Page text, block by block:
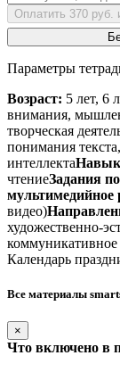
Оплатить 370 руб.
Параметры
Возраст: 5 лет, 6
внимания,
творческая
понимания
интеллекта
чтениеЗадания
мультимедийное
видео)
художественно-
коммуникативное
Календарь
Все материалы
×
Что включено в